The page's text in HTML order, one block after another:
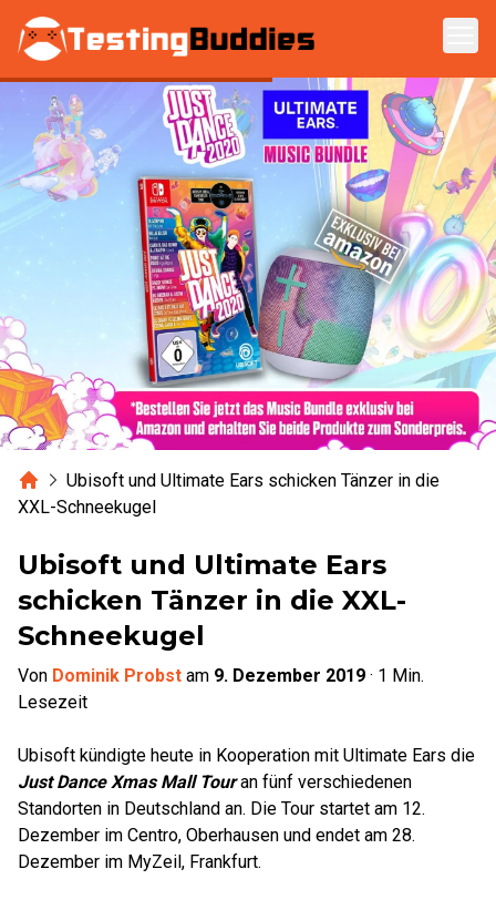
Zum Hauptinhalt springen
HomeUbisoft und Ultimate Ears schicken Tänzer in die
XXL-Schneekugel
Ubisoft und Ultimate Ears
schicken Tänzer in die XXL-
Schneekugel
Von Dominik Probst am 9. Dezember 2019 · 1 Min.
Lesezeit
Ubisoft kündigte heute in Kooperation mit Ultimate Ears die
Just Dance Xmas Mall Touran fünf verschiedenen
Standorten in Deutschland an. Die Tour startet am 12.
Dezember im Centro, Oberhausen und endet am 28.
Dezember im MyZeil, Frankfurt.